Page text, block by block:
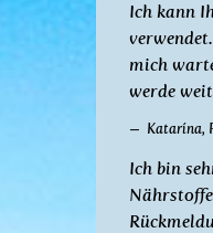
Ich kann
mich
werde
Katarína,
Ich bin